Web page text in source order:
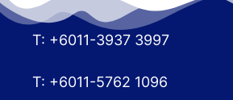
T: +6011-3937 3997
T: +6011-5762 1096